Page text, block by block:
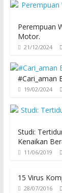
Perempuan
Motor.
21/12/2024
#Cari_aman
19/02/2024
Studi:
Kenaikan
11/06/2019
15 Virus
28/07/2016